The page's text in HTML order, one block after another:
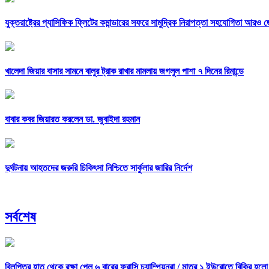
যুক্তরাষ্ট্রের প্যাসিফিক ফ্লিটের কমান্ডারের সফরে সামুদ্রিক নিরাপত্তা সহযোগিতা আরও
খালেদা জিয়ার বাসার সামনে বালুর ট্রাক রাখার মামলায় জগলুল পাশা ৭ দিনের রিমান্ডে
বাবার কবর জিয়ারত করলেন ডা. জুবাইদা রহমান
দুর্ঘটনায় আহতদের জরুরি চিকিৎসা নিশ্চিতে সার্কুলার জারির নির্দেশ
সর্বশেষ